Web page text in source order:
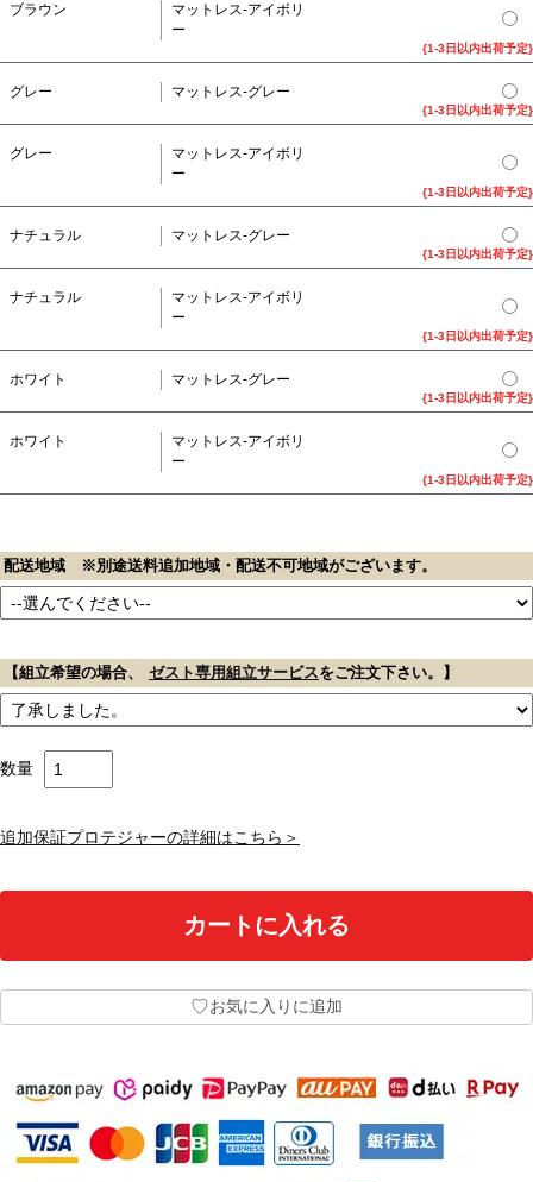
ブラウン
マットレス-アイボリ
ー
{1-3日以内出荷予定}
グレー マットレス-グレー
{1-3日以内出荷予定}
グレー
マットレス-アイボリ
ー
{1-3日以内出荷予定}
ナチュラル マットレス-グレー
{1-3日以内出荷予定}
ナチュラル
マットレス-アイボリ
ー
{1-3日以内出荷予定}
ホワイト マットレス-グレー
{1-3日以内出荷予定}
ホワイト
マットレス-アイボリ
ー
{1-3日以内出荷予定}
配送地域 ※別途送料追加地域・配送不可地域がございます。
【組立希望の場合、 ゼスト専用組立サービスをご注文下さい。】
数量
追加保証プロテジャーの詳細はこちら＞
♡お気に入りに追加